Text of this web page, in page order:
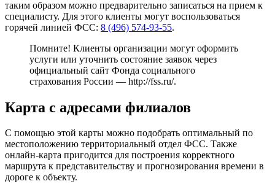
таким образом можно предварительно записаться на прием к
специалисту. Для этого клиенты могут воспользоваться
горячей линией ФСС: 8 (496) 574-93-55.
Помните! Клиенты организации могут оформить
услуги или уточнить состояние заявок через
официальный сайт Фонда социального
страхования России — http://fss.ru/.
Карта с адресами филиалов
С помощью этой карты можно подобрать оптимальный по
местоположению территориальный отдел ФСС. Также
онлайн-карта пригодится для построения корректного
маршрута к представительству и прогнозирования времени в
дороге к объекту.